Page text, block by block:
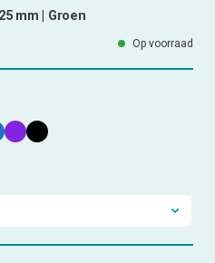
mm | Groen
Op voorraad